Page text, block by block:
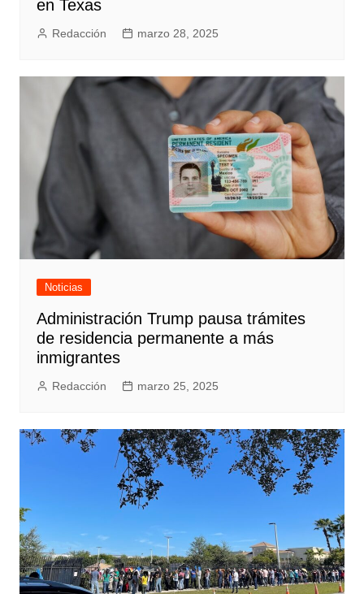
en Texas
Redacción marzo 28, 2025
Noticias
Administración Trump pausa trámites
de residencia permanente a más
inmigrantes
Redacción marzo 25, 2025